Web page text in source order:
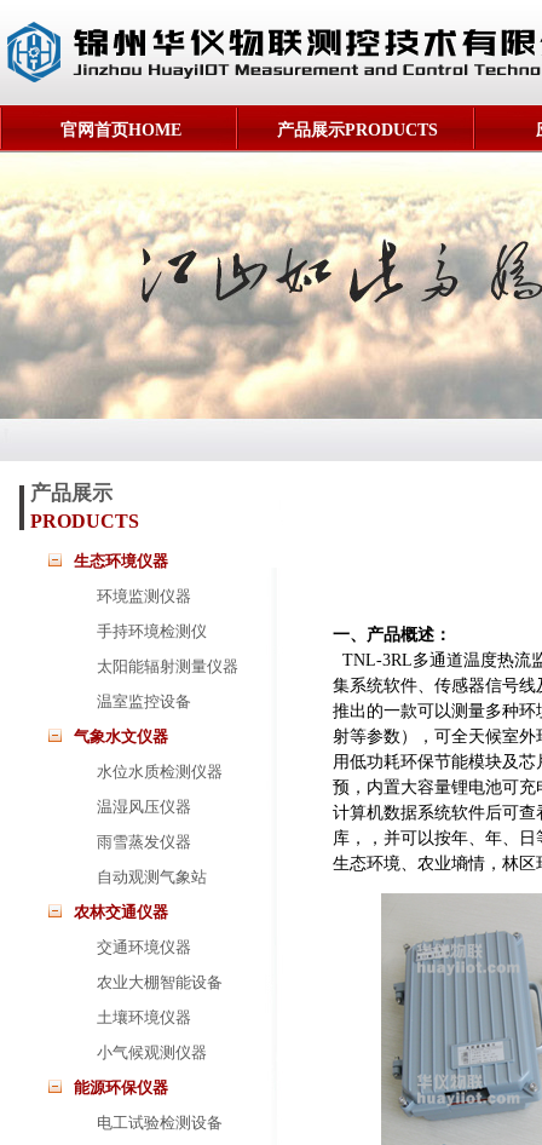
官网首页HOME 产品展示PRODUCTS
产品展示
PRODUCTS
生态环境仪器
环境监测仪器
手持环境检测仪
太阳能辐射测量仪器
温室监控设备
气象水文仪器
水位水质检测仪器
温湿风压仪器
雨雪蒸发仪器
自动观测气象站
农林交通仪器
交通环境仪器
农业大棚智能设备
土壤环境仪器
小气候观测仪器
能源环保仪器
电工试验检测设备
一、产品概述：
TNL-3RL多通道温度热流
集系统软件、传感器信号
推出的一款可以测量多种
射等参数），可全天候室
用低功耗环保节能模块及
预，内置大容量锂电池可
计算机数据系统软件后可
库，，并可以按年、年、
生态环境、农业墒情，林